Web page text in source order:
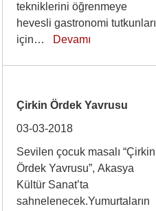
tekniklerini öğrenmeye
hevesli gastronomi tutkunları
için… Devamı
Çirkin Ördek Yavrusu
03-03-2018
Sevilen çocuk masalı “Çirkin
Ördek Yavrusu”, Akasya
Kültür Sanat’ta
sahnelenecek.Yumurtaların